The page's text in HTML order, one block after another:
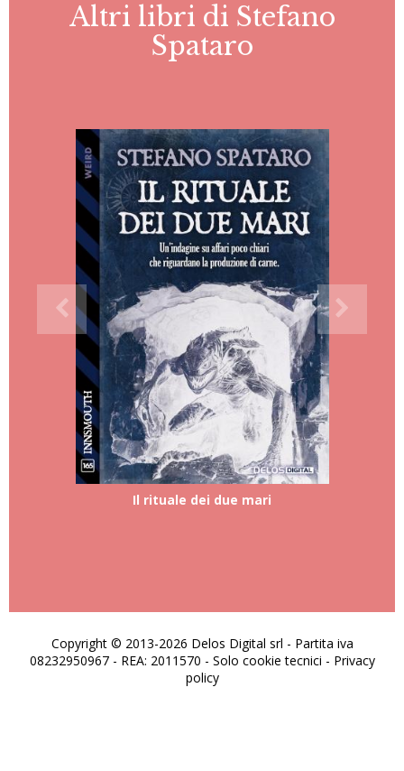
Altri libri di Stefano
Spataro
Il rituale dei due mari
Copyright © 2013-2026 Delos Digital srl - Partita iva
08232950967 - REA: 2011570 - Solo cookie tecnici - Privacy
policy